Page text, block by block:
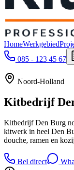
HomeWerkgebied
085 - 123 45 67
Noord-Holland
Kitbedrijf
Kitbedrijf Den Burg
kitwerk in heel Den
douche, ramen en
Bel direct